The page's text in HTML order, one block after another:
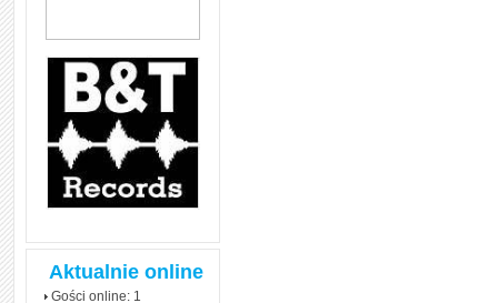
dłużej!
Aktualnie online
Gości online: 1